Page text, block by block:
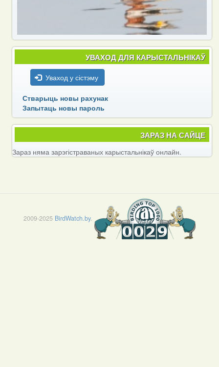
УВАХОД ДЛЯ КАРЫСТАЛЬНІКАЎ
Уваход у сістэму
Стварыць новы рахунак
Запытаць новы пароль
ЗАРАЗ НА САЙЦЕ
Зараз няма зарэгістраваных карыстальнікаў онлайн.
2009-2025 BirdWatch.by.